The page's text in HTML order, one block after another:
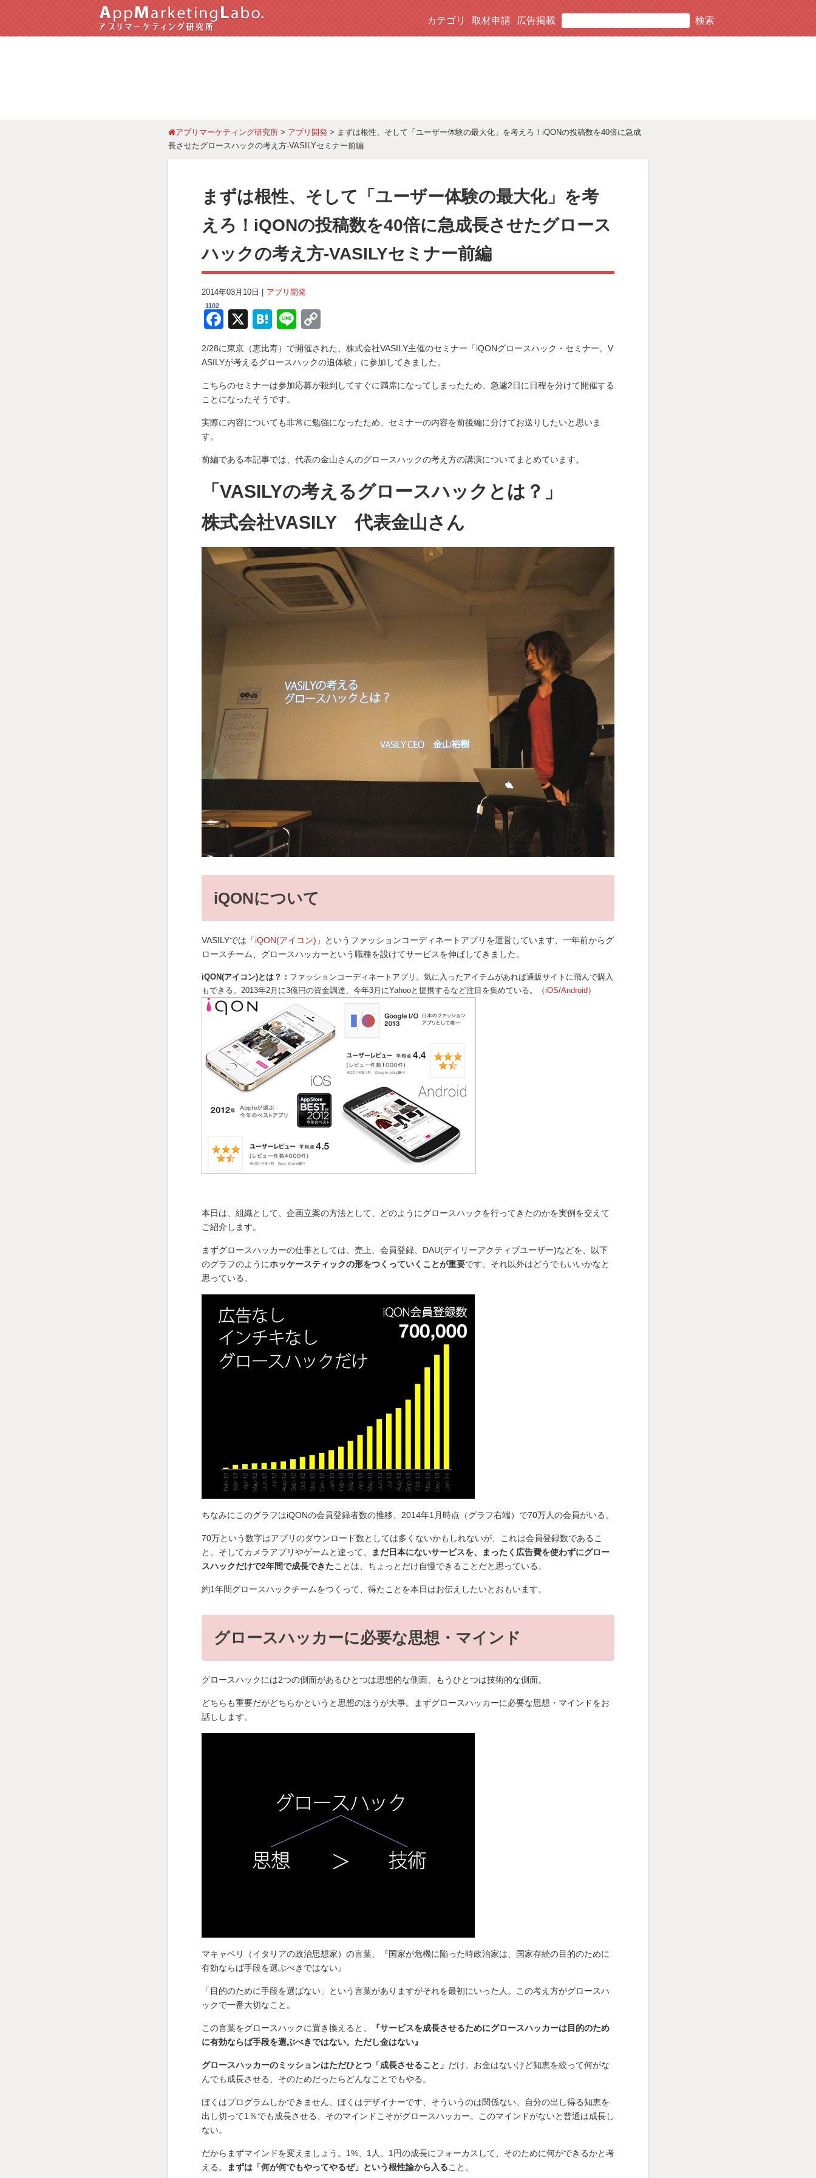
カテゴリ 取材申請 広告掲載
アプリマーケティング研究所 > アプリ開発 > まずは根性、そして「ユーザー体験の最大化」を考えろ！iQONの投稿数を40倍に急成
長させたグロースハックの考え方-VASILYセミナー前編
まずは根性、そして「ユーザー体験の最大化」を考
えろ！iQONの投稿数を40倍に急成長させたグロース
ハックの考え方-VASILYセミナー前編
2014年03月10日 | アプリ開発
1102
F
a
c
e
b
o
k
X
H
e
n
a
Li
e
p
y
Li
n
2/28に東京（恵比寿）で開催された、株式会社VASILY主催のセミナー「iQONグロースハック・セミナー。V
ASILYが考えるグロースハックの追体験」に参加してきました。
こちらのセミナーは参加応募が殺到してすぐに満席になってしまったため、急遽2日に日程を分けて開催する
ことになったそうです。
実際に内容についても非常に勉強になったため、セミナーの内容を前後編に分けてお送りしたいと思いま
す。
前編である本記事では、代表の金山さんのグロースハックの考え方の講演についてまとめています。
「VASILYの考えるグロースハックとは？」
株式会社VASILY 代表金山さん
iQONについて
VASILYでは「iQON(アイコン) 」というファッションコーディネートアプリを運営しています、一年前からグ
ロースチーム、グロースハッカーという職種を設けてサービスを伸ばしてきました。
iQON(アイコン)とは？： ファッションコーディネートアプリ。気に入ったアイテムがあれば通販サイトに飛んで購入
もできる。2013年2月に3億円の資金調達、今年3月にYahooと提携するなど注目を集めている。（iOS/Android）
本日は、組織として、企画立案の方法として、どのようにグロースハックを行ってきたのかを実例を交えて
ご紹介します。
まずグロースハッカーの仕事としては、売上、会員登録、DAU(デイリーアクティブユーザー)などを、以下
のグラフのようにホッケースティックの形をつくっていくことが重要です、それ以外はどうでもいいかなと
思っている。
ちなみにこのグラフはiQONの会員登録者数の推移、2014年1月時点（グラフ右端）で70万人の会員がいる。
70万という数字はアプリのダウンロード数としては多くないかもしれないが、これは会員登録数であるこ
と、そしてカメラアプリやゲームと違って、
まだ日本にないサービスを、まったく広告費を使わずにグロー
スハックだけで2年間で成長できたことは、ちょっとだけ自慢できることだと思っている。
約1年間グロースハックチームをつくって、得たことを本日はお伝えしたいとおもいます。
グロースハッカーに必要な思想・マインド
グロースハックには2つの側面があるひとつは思想的な側面、もうひとつは技術的な側面。
どちらも重要だがどちらかというと思想のほうが大事。まずグロースハッカーに必要な思想・マインドをお
話しします。
マキャベリ（イタリアの政治思想家）の言葉、『国家が危機に陥った時政治家は、国家存続の目的のために
有効ならば手段を選ぶべきではない』
「目的のために手段を選ばない」という言葉がありますがそれを最初にいった人。この考え方がグロースハ
ックで一番大切なこと。
この言葉をグロースハックに置き換えると、
『サービスを成長させるためにグロースハッカーは目的のため
に有効ならば手段を選ぶべきではない。ただし金はない』
グロースハッカーのミッションはただひとつ「成長させること」 だけ。お金はないけど知恵を絞って何がな
んでも成長させる、そのためだったらどんなことでもやる。
ぼくはプログラムしかできません、ぼくはデザイナーです、そういうのは関係ない、自分の出し得る知恵を
出し切って1％でも成長させる、そのマインドこそがグロースハッカー。このマインドがないと普通は成長し
ない。
だからまずマインドを変えましょう。1%、1人、1円の成長にフォーカスして、そのために何ができるかと考
える。
まずは「何が何でもやってやるぜ」という根性論から入ること。